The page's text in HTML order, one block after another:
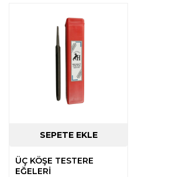
ÜÇ KÖŞE TESTERE
EĞELERİ